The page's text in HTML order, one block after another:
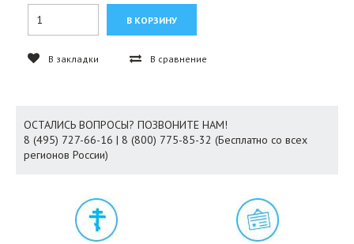
В закладки В сравнение
ОСТАЛИСЬ ВОПРОСЫ? ПОЗВОНИТЕ НАМ!
8 (495) 727-66-16 | 8 (800) 775-85-32 (Бесплатно со всех
регионов России)